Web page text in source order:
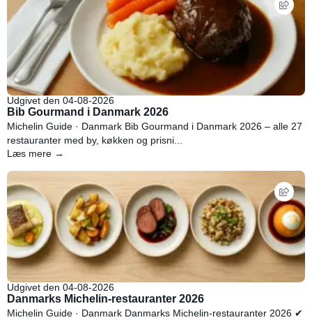
Udgivet den 04-08-2026
Bib Gourmand i Danmark 2026
Michelin Guide · Danmark Bib Gourmand i Danmark 2026 – alle 27
restauranter med by, køkken og prisni...
Læs mere →
Udgivet den 04-08-2026
Danmarks Michelin-restauranter 2026
Michelin Guide · Danmark Danmarks Michelin-restauranter 2026 ✔